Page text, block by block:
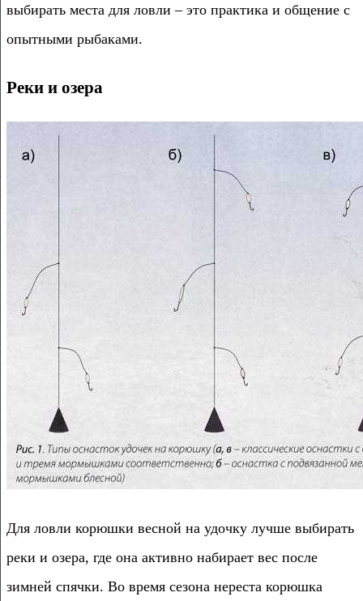
выбирать места для ловли – это практика и общение с
опытными рыбаками.
Реки и озера
Для ловли корюшки весной на удочку лучше выбирать
реки и озера, где она активно набирает вес после
зимней спячки. Во время сезона нереста корюшка